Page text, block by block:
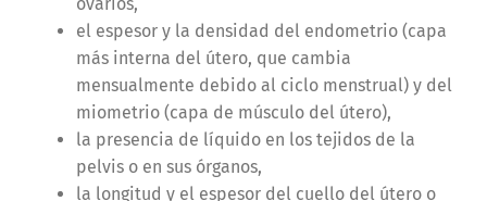
el espesor y la densidad del endometrio (capa
más interna del útero, que cambia
mensualmente debido al ciclo menstrual) y del
miometrio (capa de músculo del útero),
la presencia de líquido en los tejidos de la
pelvis o en sus órganos,
la longitud y el espesor del cuello del útero o